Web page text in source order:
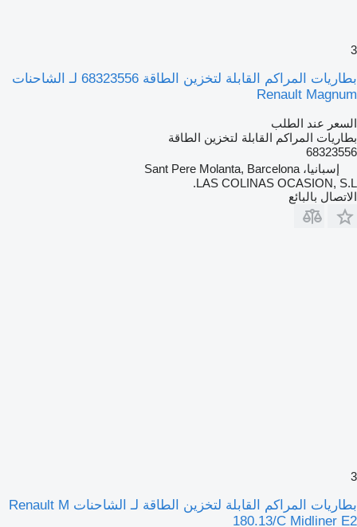
3
بطاريات المراكم القابلة لتخزين الطاقة 68323556 لـ الشاحنات
Renault Magnum
السعر عند الطلب
بطاريات المراكم القابلة لتخزين الطاقة
68323556
إسبانيا، Sant Pere Molanta, Barcelona
LAS COLINAS OCASION, S.L.
الاتصال بالبائع
3
بطاريات المراكم القابلة لتخزين الطاقة لـ الشاحنات Renault M
180.13/C Midliner E2